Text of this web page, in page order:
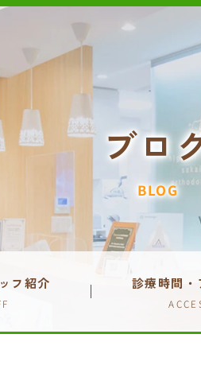
ブロ
BLOG
フ紹介 診療時間・